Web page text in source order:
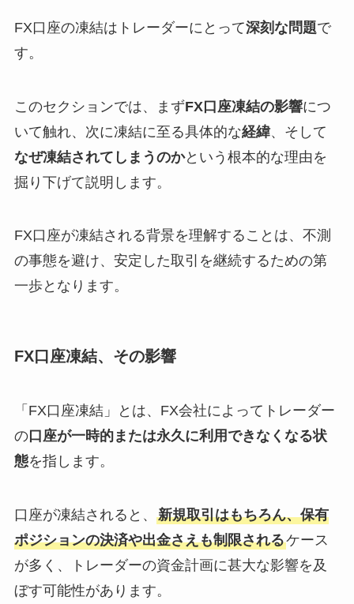
FX口座の凍結はトレーダーにとって深刻な問題で
す。
このセクションでは、まずFX口座凍結の影響につ
いて触れ、次に凍結に至る具体的な経緯、そして
なぜ凍結されてしまうのかという根本的な理由を
掘り下げて説明します。
FX口座が凍結される背景を理解することは、不測
の事態を避け、安定した取引を継続するための第
一歩となります。
FX口座凍結、その影響
「FX口座凍結」とは、FX会社によってトレーダー
の口座が一時的または永久に利用できなくなる状
態を指します。
口座が凍結されると、 新規取引はもちろん、保有
ポジションの決済や出金さえも制限されるケース
が多く、トレーダーの資金計画に甚大な影響を及
ぼす可能性があります。